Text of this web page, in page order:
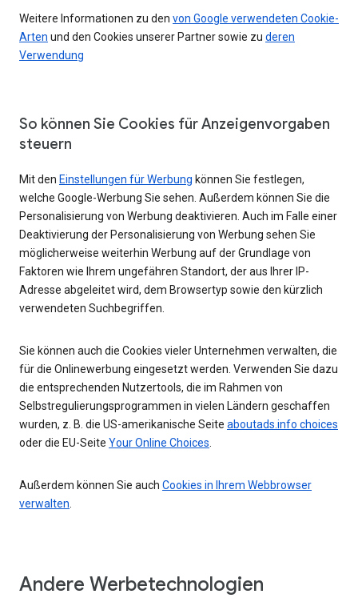
Weitere Informationen zu den von Google verwendeten Cookie-
Arten und den Cookies unserer Partner sowie zu deren
Verwendung
So können Sie Cookies für Anzeigenvorgaben
steuern
Mit den Einstellungen für Werbung können Sie festlegen,
welche Google-Werbung Sie sehen. Außerdem können Sie die
Personalisierung von Werbung deaktivieren. Auch im Falle einer
Deaktivierung der Personalisierung von Werbung sehen Sie
möglicherweise weiterhin Werbung auf der Grundlage von
Faktoren wie Ihrem ungefähren Standort, der aus Ihrer IP-
Adresse abgeleitet wird, dem Browsertyp sowie den kürzlich
verwendeten Suchbegriffen.
Sie können auch die Cookies vieler Unternehmen verwalten, die
für die Onlinewerbung eingesetzt werden. Verwenden Sie dazu
die entsprechenden Nutzertools, die im Rahmen von
Selbstregulierungsprogrammen in vielen Ländern geschaffen
wurden, z. B. die US-amerikanische Seite aboutads.info choices
oder die EU-Seite Your Online Choices.
Außerdem können Sie auch Cookies in Ihrem Webbrowser
verwalten.
Andere Werbetechnologien